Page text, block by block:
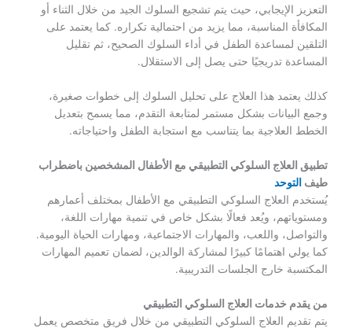
التعزيز الإيجابي، حيث يتم تشجيع السلوك الجيد من خلال الثناء أو
المكافأة المناسبة، مما يزيد من احتمالية تكراره. كما يعتمد على
التلقين لمساعدة الطفل في أداء السلوك الصحيح، ثم تقليل
المساعدة تدريجيًا حتى يصل إلى الاستقلال.
كذلك يعتمد هذا العلاج على تحليل السلوك إلى خطوات صغيرة،
وجمع البيانات بشكل مستمر لمتابعة التقدم، مما يسمح بتعديل
الخطط العلاجية بما يتناسب مع استجابة الطفل واحتياجاته.
تطبيق العلاج السلوكي التطبيقي مع الأطفال المشخصين باضطراب
طيف التوحد
يُستخدم العلاج السلوكي التطبيقي مع الأطفال بمختلف أعمارهم
ومستوياتهم، ويُعد فعالًا بشكل خاص في تنمية مهارات اللغة،
والتواصل، واللعب، والمهارات الاجتماعية، ومهارات الحياة اليومية.
كما يولي اهتمامًا كبيرًا لمشاركة الوالدين، لضمان تعميم المهارات
المكتسبة خارج الجلسات التدريبية.
من يقدم خدمات العلاج السلوكي التطبيقي
يتم تقديم العلاج السلوكي التطبيقي من خلال فريق متخصص يعمل